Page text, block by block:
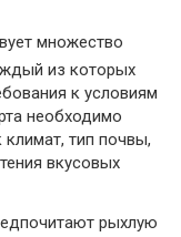
множество
из которых
к условиям
необходимо
тип почвы,
вкусовых
рыхлую